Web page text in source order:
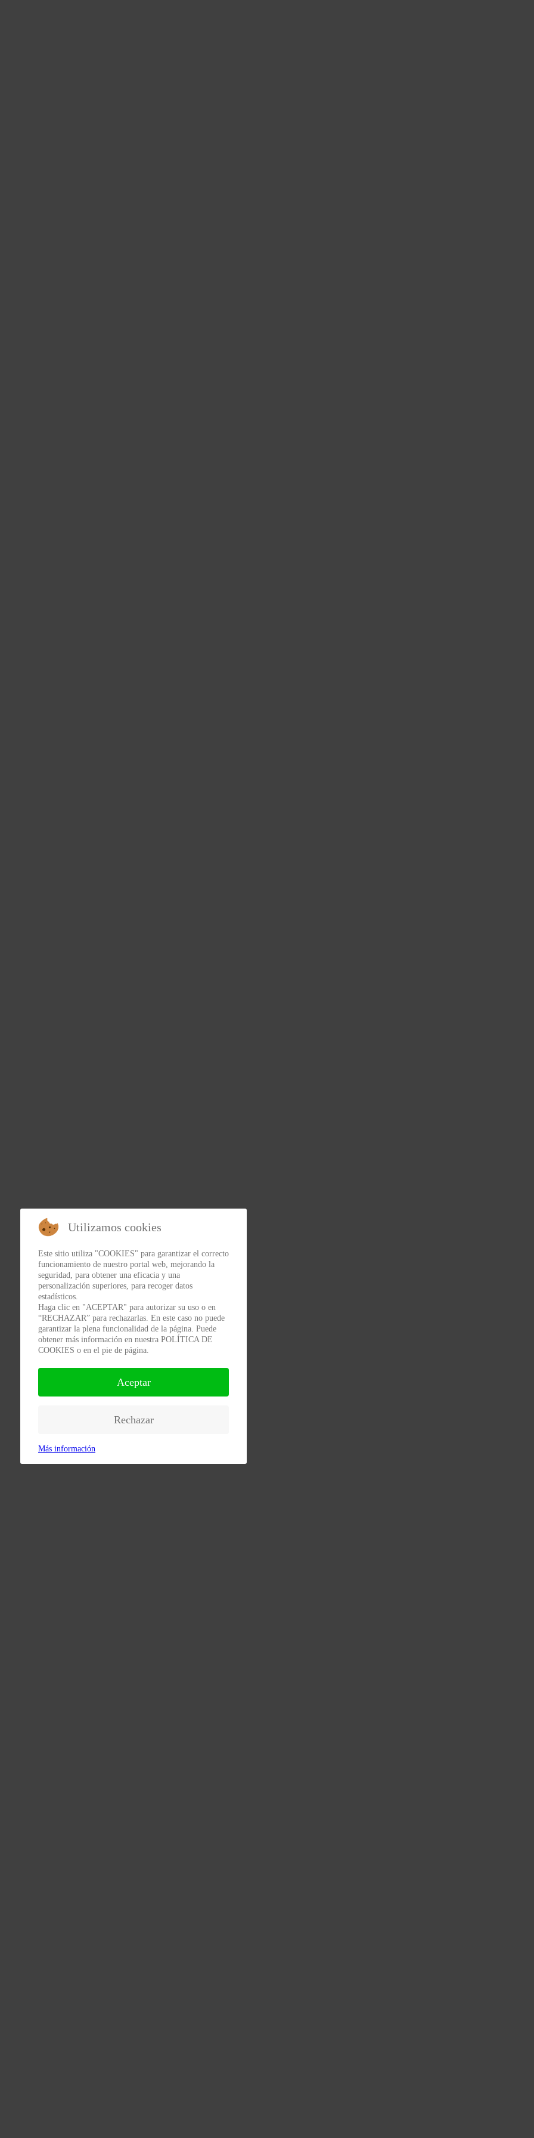
Utilizamos cookies
Este sitio utiliza "COOKIES" para garantizar el correcto
funcionamiento de nuestro portal web, mejorando la
seguridad, para obtener una eficacia y una
personalización superiores, para recoger datos
estadísticos.
Haga clic en "ACEPTAR" para autorizar su uso o en
“RECHAZAR” para rechazarlas. En este caso no puede
garantizar la plena funcionalidad de la página. Puede
obtener más información en nuestra POLÍTICA DE
COOKIES o en el pie de página.
Aceptar
Rechazar
Más información